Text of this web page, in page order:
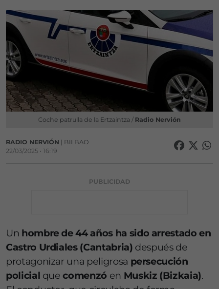
Coche patrulla de la Ertzaintza / Radio Nervión
RADIO NERVIÓN | BILBAO
22/03/2025 • 16:19
PUBLICIDAD
Un hombre de 44 años ha sido arrestado en
Castro Urdiales (Cantabria) después de
protagonizar una peligrosa persecución
policial quecomenzó en Muskiz (Bizkaia).